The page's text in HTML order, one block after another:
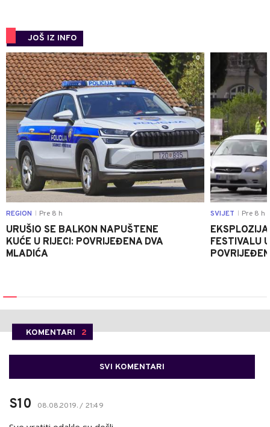
JOŠ IZ INFO
0
REGION Pre 8 h
URUŠIO SE BALKON NAPUŠTENE
KUĆE U RIJECI: POVRIJEĐENA DVA
MLADIĆA
SVIJET Pre 8 h
FESTIVALU
KOMENTARI 2
SVI KOMENTARI
S10 08.08.2019. / 21:49